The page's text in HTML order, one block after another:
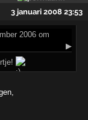
3 januari 2008 23:53
2006 om
▶